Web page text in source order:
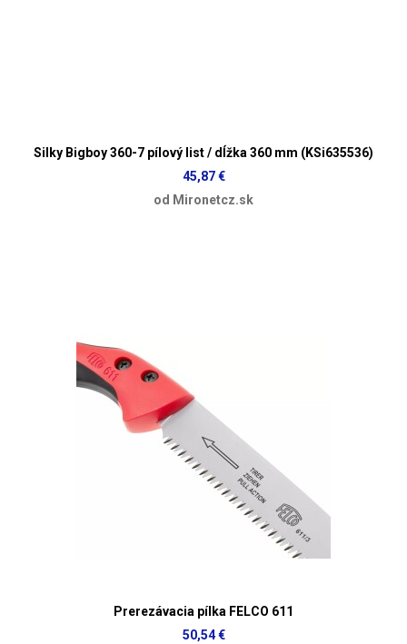
Silky Bigboy 360-7 pílový list / dĺžka 360 mm (KSi635536)
45,87 €
od Mironetcz.sk
Prerezávacia pílka FELCO 611
50,54 €